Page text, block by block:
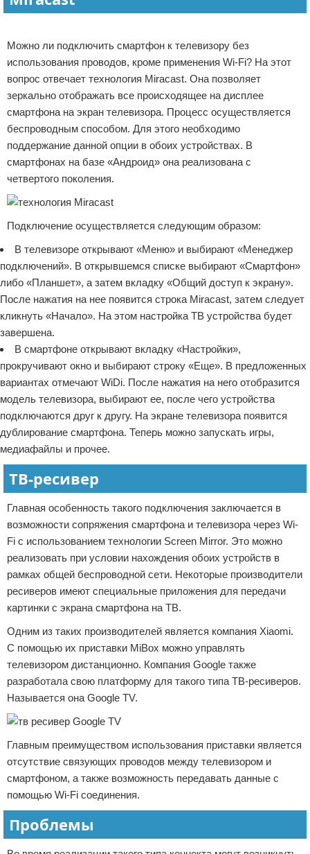
Можно ли подключить смартфон к телевизору без
использования проводов, кроме применения Wi-Fi? На этот
вопрос отвечает технология Miracast. Она позволяет
зеркально отображать все происходящее на дисплее
смартфона на экран телевизора. Процесс осуществляется
беспроводным способом. Для этого необходимо
поддержание данной опции в обоих устройствах. В
смартфонах на базе «Андроид» она реализована с
четвертого поколения.
Подключение осуществляется следующим образом:
В телевизоре открывают «Меню» и выбирают «Менеджер
подключений». В открывшемся списке выбирают «Смартфон»
либо «Планшет», а затем вкладку «Общий доступ к экрану».
После нажатия на нее появится строка Miracast, затем следует
кликнуть «Начало». На этом настройка ТВ устройства будет
завершена.
В смартфоне открывают вкладку «Настройки»,
прокручивают окно и выбирают строку «Еще». В предложенных
вариантах отмечают WiDi. После нажатия на него отобразится
модель телевизора, выбирают ее, после чего устройства
подключаются друг к другу. На экране телевизора появится
дублирование смартфона. Теперь можно запускать игры,
медиафайлы и прочее.
ТВ-ресивер
Главная особенность такого подключения заключается в
возможности сопряжения смартфона и телевизора через Wi-
Fi с использованием технологии Screen Mirror. Это можно
реализовать при условии нахождения обоих устройств в
рамках общей беспроводной сети. Некоторые производители
ресиверов имеют специальные приложения для передачи
картинки с экрана смартфона на ТВ.
Одним из таких производителей является компания Xiaomi.
С помощью их приставки MiBox можно управлять
телевизором дистанционно. Компания Google также
разработала свою платформу для такого типа ТВ-ресиверов.
Называется она Google TV.
Главным преимуществом использования приставки является
отсутствие связующих проводов между телевизором и
смартфоном, а также возможность передавать данные с
помощью Wi-Fi соединения.
Проблемы